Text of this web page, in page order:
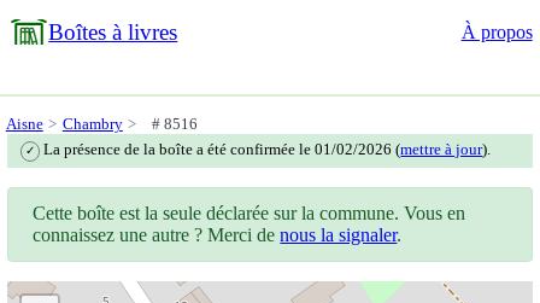
Boîtes à livres À propos
Aisne Chambry # 8516
✓ La présence de la boîte a été confirmée le 01/02/2026 (mettre à jour).
Cette boîte est la seule déclarée sur la commune. Vous en
connaissez une autre ? Merci denous la signaler.